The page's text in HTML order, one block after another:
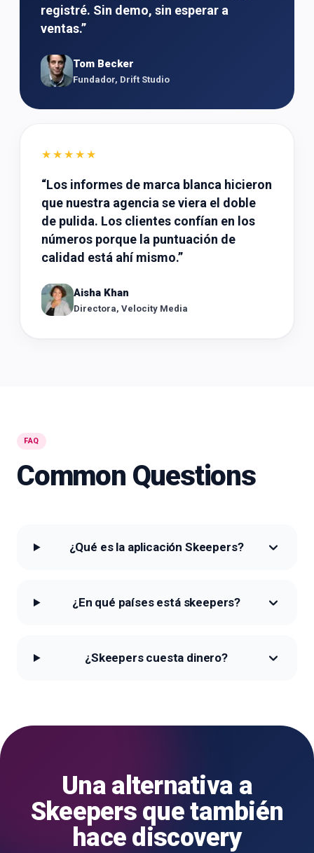
registré. Sin demo, sin esperar a
ventas.”
Tom Becker
Fundador, Drift Studio
★★★★★
“Los informes de marca blanca hicieron
que nuestra agencia se viera el doble
de pulida. Los clientes confían en los
números porque la puntuación de
calidad está ahí mismo.”
Aisha Khan
Directora, Velocity Media
FAQ
Common Questions
¿Qué es la aplicación Skeepers?
¿En qué países está skeepers?
¿Skeepers cuesta dinero?
Una alternativa a
Skeepers que también
hace discovery